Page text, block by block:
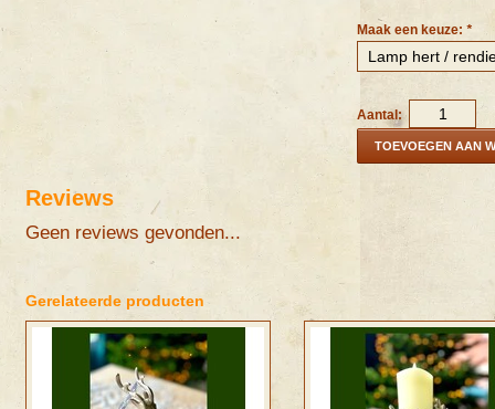
Maak een keuze: *
Aantal:
TOEVOEGEN AAN
Reviews
Geen reviews gevonden...
Gerelateerde producten